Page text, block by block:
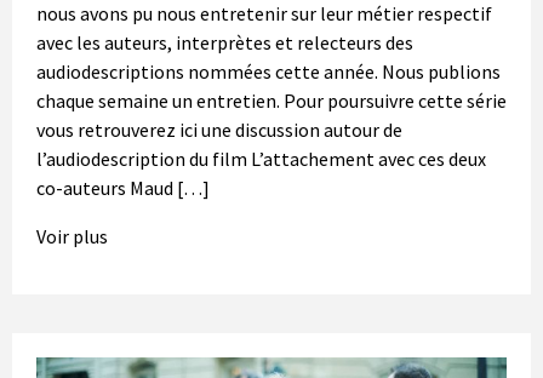
nous avons pu nous entretenir sur leur métier respectif
avec les auteurs, interprètes et relecteurs des
audiodescriptions nommées cette année. Nous publions
chaque semaine un entretien. Pour poursuivre cette série
vous retrouverez ici une discussion autour de
l’audiodescription du film L’attachement avec ces deux
co-auteurs Maud […]
Voir plus